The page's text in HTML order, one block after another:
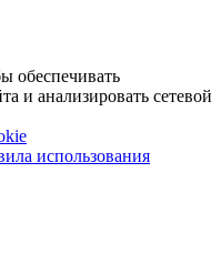
обеспечивать
и анализировать сетевой
использования